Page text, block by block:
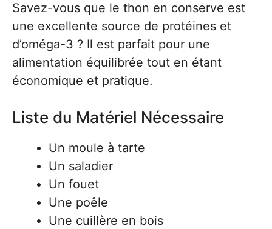
Savez-vous que le thon en conserve est
une excellente source de protéines et
d’oméga-3 ? Il est parfait pour une
alimentation équilibrée tout en étant
économique et pratique.
Liste du Matériel Nécessaire
Un moule à tarte
Un saladier
Un fouet
Une poêle
Une cuillère en bois